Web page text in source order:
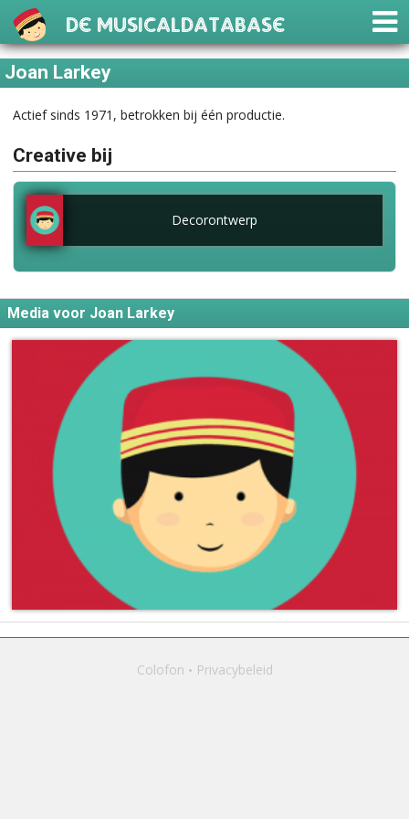
De Musicaldatabase
Joan Larkey
Actief sinds 1971, betrokken bij één productie.
Creative bij
Decorontwerp
Media voor Joan Larkey
Colofon Privacybeleid